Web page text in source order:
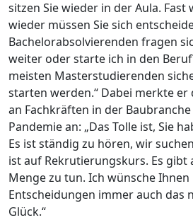
sitzen Sie wieder in der Aula. Fast
wieder müssen Sie sich
Bachelorabsolvierenden fragen
weiter oder starte ich in den
meisten Masterstudierenden
starten werden.“ Dabei merkte
an Fachkräften in der
Pandemie an: „Das Tolle ist, Sie
Es ist ständig zu hören, wir
ist auf Rekrutierungskurs. Es
Menge zu tun. Ich wünsche
Entscheidungen immer auch das
Glück.“